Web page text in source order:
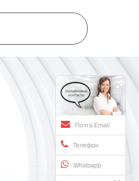
Почта Email
Телефон
Whatsapp